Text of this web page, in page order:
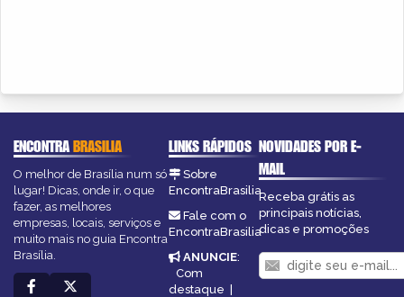
ENCONTRABRASILIA
O melhor de Brasília num só
lugar! Dicas, onde ir, o que
fazer, as melhores
empresas, locais, serviços e
muito mais no guia Encontra
Brasília.
LINKS RÁPIDOS
Sobre
EncontraBrasilia
Fale com o
EncontraBrasilia
ANUNCIE:
Com
destaque
NOVIDADES POR E-
MAIL
Receba grátis as
principais notícias,
dicas e promoções